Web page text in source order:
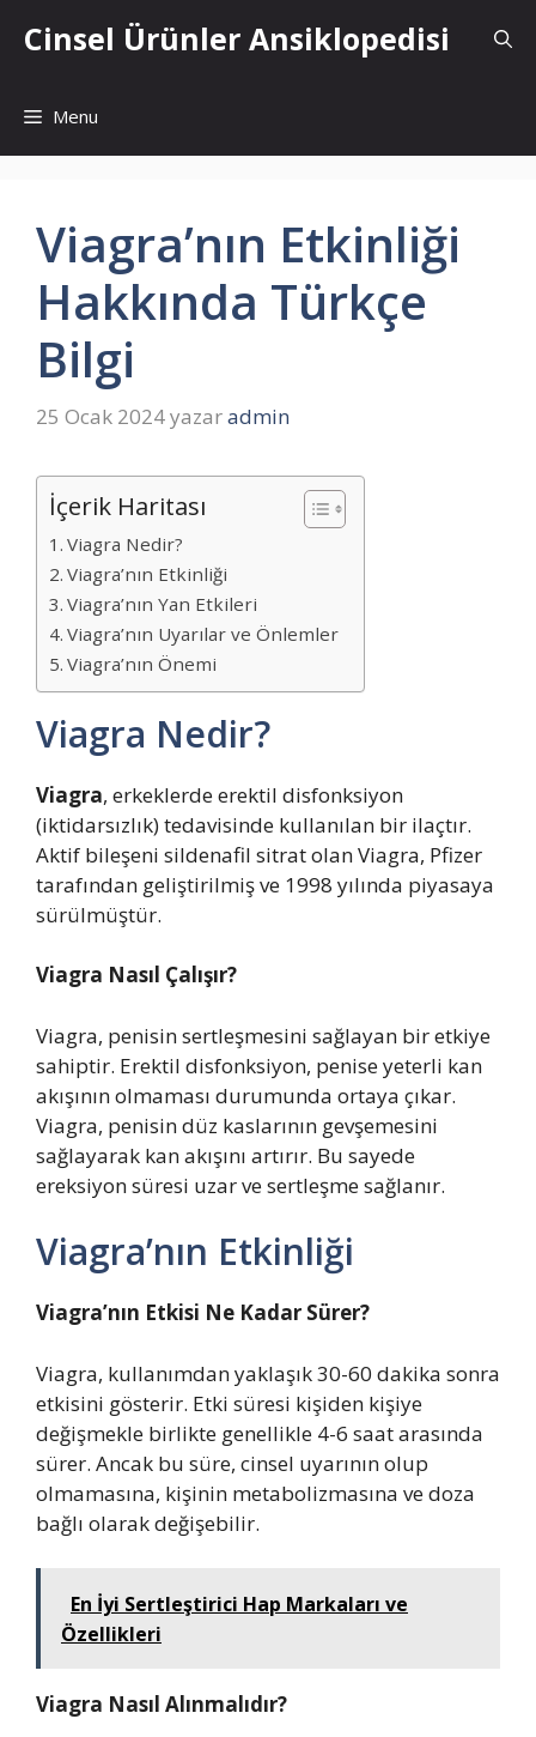
atlaCinsel Ürünler Ansiklopedisi
Menu
Viagra’nın Etkinliği
Hakkında Türkçe
Bilgi
25 Ocak 2024yazaradmin
İçerik Haritası
Viagra Nedir?
Viagra’nın Etkinliği
Viagra’nın Yan Etkileri
Viagra’nın Uyarılar ve Önlemler
Viagra’nın Önemi
Viagra Nedir?
Viagra, erkeklerde erektil disfonksiyon
(iktidarsızlık) tedavisinde kullanılan bir ilaçtır.
Aktif bileşeni sildenafil sitrat olan Viagra, Pfizer
tarafından geliştirilmiş ve 1998 yılında piyasaya
sürülmüştür.
Viagra Nasıl Çalışır?
Viagra, penisin sertleşmesini sağlayan bir etkiye
sahiptir. Erektil disfonksiyon, penise yeterli kan
akışının olmaması durumunda ortaya çıkar.
Viagra, penisin düz kaslarının gevşemesini
sağlayarak kan akışını artırır. Bu sayede
ereksiyon süresi uzar ve sertleşme sağlanır.
Viagra’nın Etkinliği
Viagra’nın Etkisi Ne Kadar Sürer?
Viagra, kullanımdan yaklaşık 30-60 dakika sonra
etkisini gösterir. Etki süresi kişiden kişiye
değişmekle birlikte genellikle 4-6 saat arasında
sürer. Ancak bu süre, cinsel uyarının olup
olmamasına, kişinin metabolizmasına ve doza
bağlı olarak değişebilir.
En İyi Sertleştirici Hap Markaları ve
Özellikleri
Viagra Nasıl Alınmalıdır?